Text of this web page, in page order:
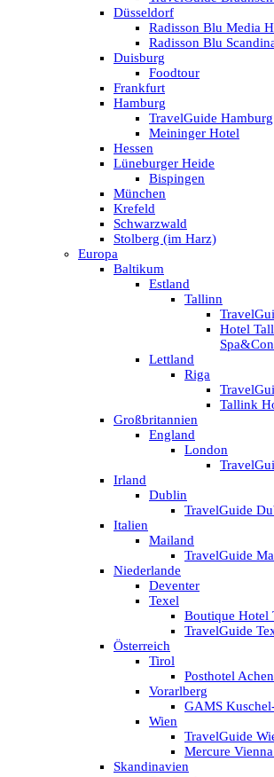
Düsseldorf
Radisson Blu Media
Radisson Blu
Duisburg
Foodtour
Frankfurt
Hamburg
TravelGuide Hamburg
Meininger Hotel
Hessen
Lüneburger Heide
Bispingen
München
Krefeld
Schwarzwald
Stolberg (im Harz)
Europa
Baltikum
Estland
Tallinn
Hotel
Lettland
Riga
Tallink
Großbritannien
England
London
Irland
Dublin
TravelGuide
Italien
Mailand
TravelGuide
Niederlande
Deventer
Texel
Boutique Hotel
TravelGuide
Österreich
Tirol
Posthotel
Vorarlberg
GAMS
Wien
TravelGuide
Mercure
Skandinavien